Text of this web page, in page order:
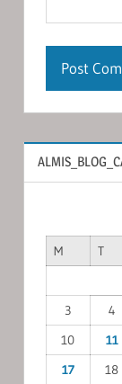
M T
3
4
10
11
17
18